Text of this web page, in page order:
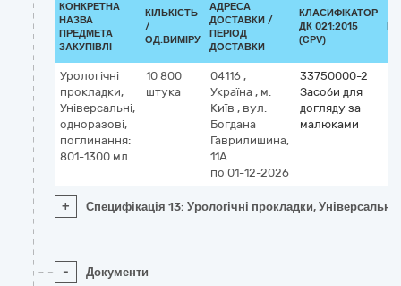
КОНКРЕТНА
НАЗВА
ПРЕДМЕТА
ЗАКУПІВЛІ
КІЛЬКІСТЬ
/
ОД.ВИМІРУ
АДРЕСА
ДОСТАВКИ /
ПЕРІОД
ДОСТАВКИ
КЛАСИФІКАТОР
ДК 021:2015
(CPV)
Урологічні
прокладки,
Універсальні,
одноразові,
поглинання:
801-1300 мл
10 800
штука
04116 ,
Україна , м.
Київ , вул.
Богдана
Гаврилишина,
11А
по 01-12-2026
33750000-2
Засоби для
догляду за
малюками
+ Специфікація 13: Урологічні прокладки,
- Документи